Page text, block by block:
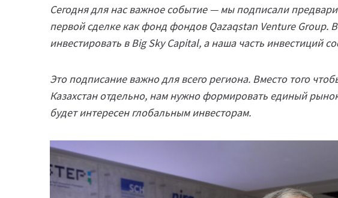
Сегодня для нас важное событие — мы подписали
первой сделке как фонд фондов Qazaqstan Venture Group.
инвестировать в Big Sky Capital, а наша часть инвестиций
Это подписание важно для всего региона. Вместо того
Казахстан отдельно, нам нужно формировать единый
будет интересен глобальным инвесторам.